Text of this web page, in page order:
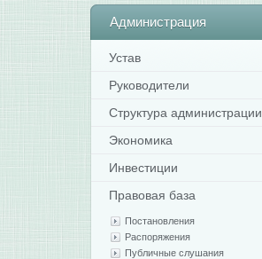
Администрация
Устав
Руководители
Структура администрации
Экономика
Инвестиции
Правовая база
Постановления
Распоряжения
Публичные слушания